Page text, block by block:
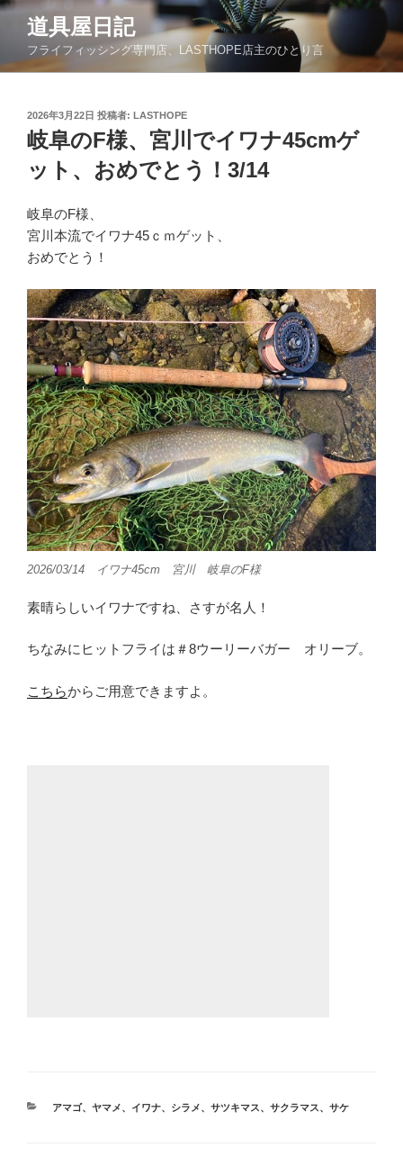
コ
ン
道具屋日記
フライフィッシング専門店、LASTHOPE店主のひとり言
投
稿
日:
2026年3月22日 投稿者: LASTHOPE
岐阜のF様、宮川でイワナ45cmゲ
ット、おめでとう！3/14
岐阜のF様、
宮川本流でイワナ45ｃｍゲット、
おめでとう！
2026/03/14 イワナ45cm 宮川 岐阜のF様
素晴らしいイワナですね、さすが名人！
ちなみにヒットフライは＃8ウーリーバガー オリーブ。
こちらからご用意できますよ。
カ
アマゴ、ヤマメ、イワナ、シラメ、サツキマス、サクラマス、サケ